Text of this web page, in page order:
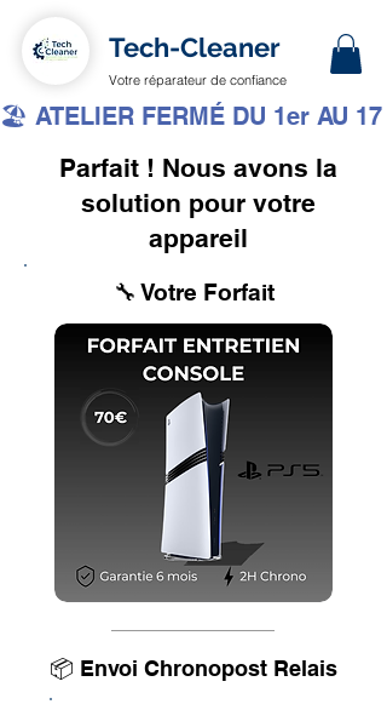
Tech-Cleaner
Votre réparateur de confiance
🏖️ ATELIER FERMÉ DU 1er AU
Parfait ! Nous avons la
solution pour votre
appareil
🔧 Votre Forfait
📦 Envoi Chronopost Relais